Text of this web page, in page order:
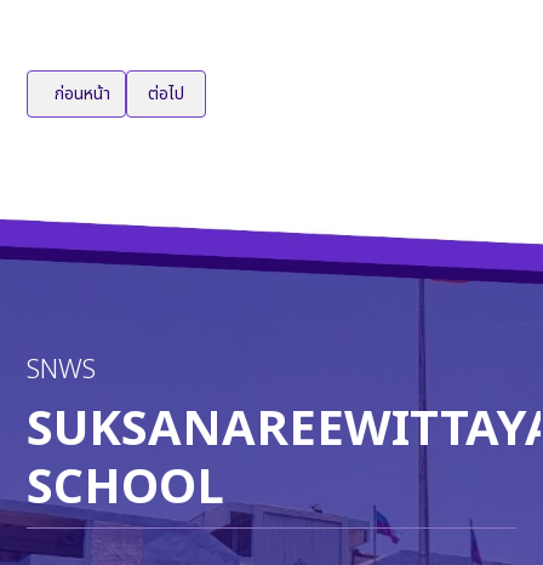
เนื้อหาก่อนหน้า: นายปาณะศักดิ์ วัณโส ม.5/8 เข้าร่วมจัดแสดงผลงานศิลปะ
ก่อนหน้า เนื้อหาถัดไป: กิจกรรมประกวดร้องเพลง Singing Contest
ต่อไป
SNWS
SCHOOL